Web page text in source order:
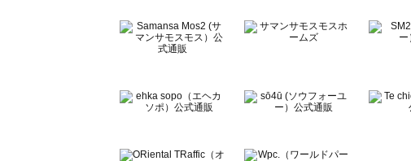
BETTY'S BLUE（べティーズブルー）の一覧
Wpc.（ワールドパーティー）の一覧